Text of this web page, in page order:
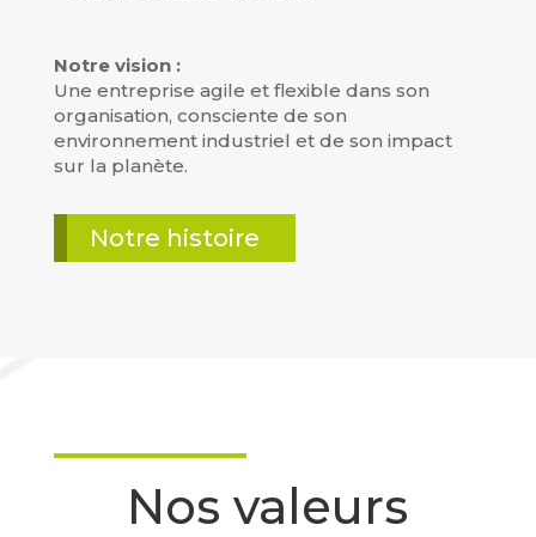
Notre vision :
Une entreprise agile et flexible dans son
organisation, consciente de son
environnement industriel et de son impact
sur la planète.
Notre histoire
Nos valeurs